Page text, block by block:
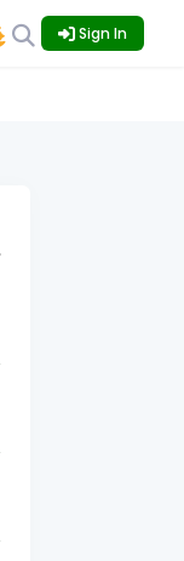
Sign In